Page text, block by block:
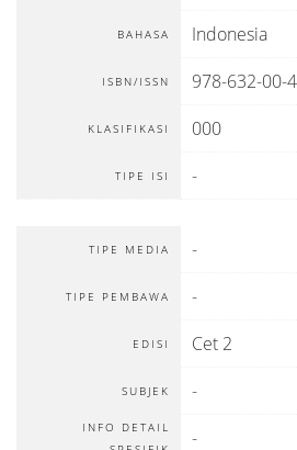
BAHASA Indonesia
ISBN/ISSN 978-632-00-
KLASIFIKASI 000
TIPE ISI -
TIPE MEDIA -
TIPE PEMBAWA -
EDISI Cet 2
SUBJEK -
INFO DETAIL
-